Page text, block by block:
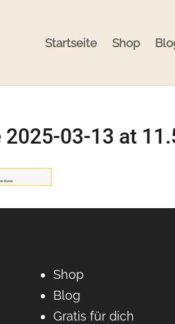
Startseite Shop
2025-03-13 at
Shop
Blog
Gratis für dich